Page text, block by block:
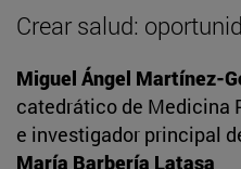
Crear salud:
Miguel Ángel Martínez-
catedrático de Medicina
e investigador principal
María Barbería Latasa